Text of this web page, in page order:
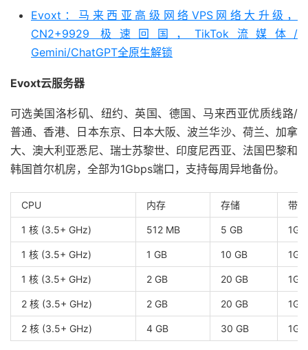
Evoxt：马来西亚高级网络VPS网络大升级，
CN2+9929 极速回国，TikTok流媒体/
Gemini/ChatGPT全原生解锁
Evoxt云服务器
可选美国洛杉矶、纽约、英国、德国、马来西亚优质线路/
普通、香港、日本东京、日本大阪、波兰华沙、荷兰、加拿
大、澳大利亚悉尼、瑞士苏黎世、印度尼西亚、法国巴黎和
韩国首尔机房，全部为1Gbps端口，支持每周异地备份。
CPU 内存 存储 带宽
1 核 (3.5+ GHz) 512 MB 5 GB
1 核 (3.5+ GHz) 1 GB 10 GB
1 核 (3.5+ GHz) 2 GB 20 GB
2 核 (3.5+ GHz) 2 GB 20 GB
2 核 (3.5+ GHz) 4 GB 30 GB